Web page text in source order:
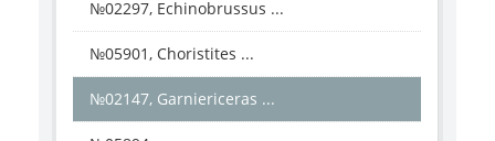
№02297, Echinobrussus ...
№05901, Choristites ...
№02147, Garniericeras ...